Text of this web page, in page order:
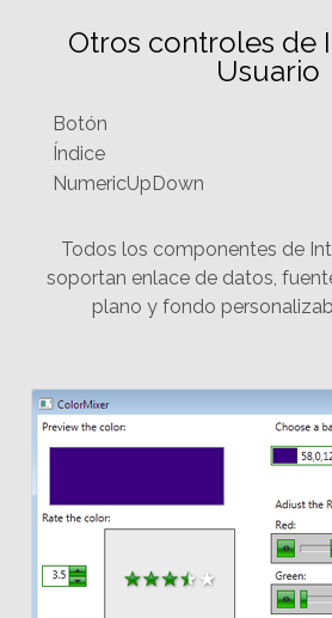
Otros controles de
Usuario
Botón
Índice
NumericUpDown
Todos los componentes de
soportan enlace de datos,
plano y fondo